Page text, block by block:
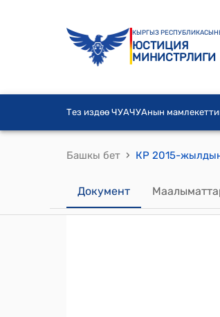
КЫРГЫЗ
ЮСТИЦИЯ
МИНИСТРЛИГИ
Тез издөө ЧУАЧУАнын
Башкы бет ›
Документ